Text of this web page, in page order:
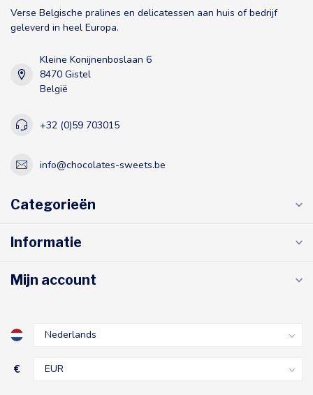
Verse Belgische pralines en delicatessen aan huis of bedrijf
geleverd in heel Europa.
Kleine Konijnenboslaan 6
8470 Gistel
België
+32 (0)59 703015
info@chocolates-sweets.be
Categorieën
Informatie
Mijn account
€